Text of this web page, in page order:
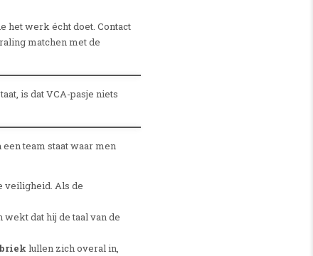
het werk écht doet. Contact
matchen met de
is dat VCA-pasje niets
team staat waar men
veiligheid. Als de
dat hij de taal van de
lullen zich overal in,